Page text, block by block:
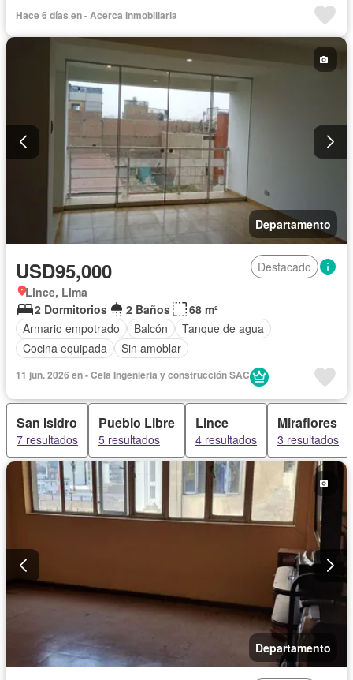
Hace 6 días en - Acerca Inmobiliaria
Departamento
USD95,000
Destacado
Lince, Lima
2 Dormitorios
2 Baños
68 m²
Armario empotrado
Balcón
Tanque de agua
Cocina equipada
Sin amoblar
11 jun. 2026 en - Cela Ingenieria y construcción SAC
San Isidro
7 resultados
Pueblo Libre
5 resultados
Lince
4 resultados
Miraflores
3 resultados
Departamento